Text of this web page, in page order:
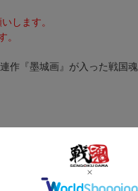
します。
。
作『墨城画』が入った戦国魂
イズのフレームに入れてお楽